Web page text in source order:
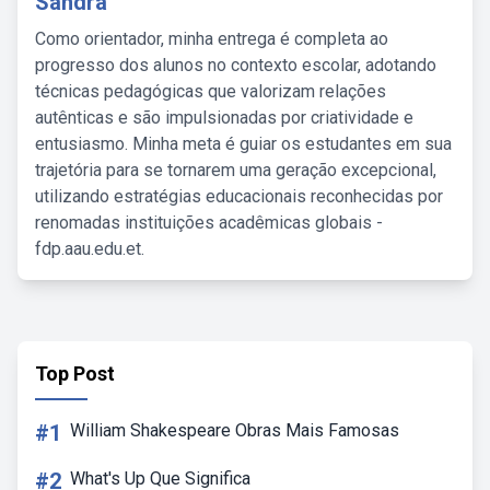
Como orientador, minha entrega é completa ao
progresso dos alunos no contexto escolar, adotando
técnicas pedagógicas que valorizam relações
autênticas e são impulsionadas por criatividade e
entusiasmo. Minha meta é guiar os estudantes em sua
trajetória para se tornarem uma geração excepcional,
utilizando estratégias educacionais reconhecidas por
renomadas instituições acadêmicas globais -
fdp.aau.edu.et.
Top Post
#1 William Shakespeare Obras Mais Famosas
#2 What's Up Que Significa